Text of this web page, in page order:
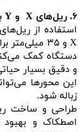
۶. ریل‌های X و Y
دستگاه کمک
و دقیق بسیار
این محورها
زباله شود.
طراحی و ساخت
اصطکاک و